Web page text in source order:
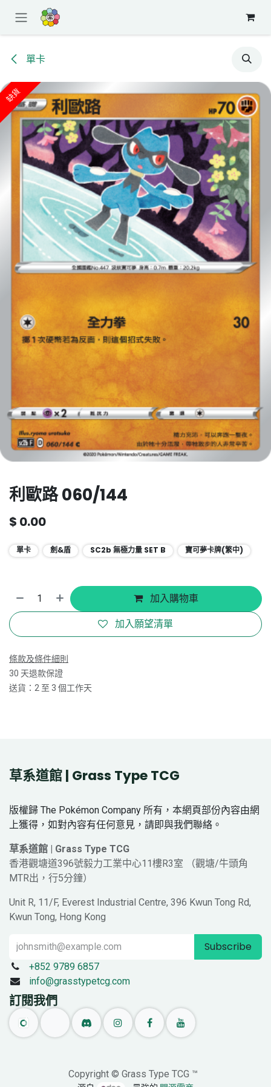
單卡
缺貨
利歐路 060/144
$ 0.00
單卡 劍&盾 SC2b 無極力量 SET B 寶可夢卡牌(繁中)
加入購物車
加入願望清單
條款及條件細則
30 天退款保證
送貨：2 至 3 個工作天
草系道館 | Grass Type TCG
版權歸 The Pokémon Company 所有，本網頁部份內容由網
上獲得，如對內容有任何意見，請即與我們聯絡。
草系道館 | Grass Type TCG
香港觀塘道396號毅力工業中心11樓R3室 （觀塘/牛頭角
MTR出，行5分鐘）
Unit R, 11/F, Everest Industrial Centre, 396 Kwun Tong Rd,
Kwun Tong, Hong Kong
Subscribe
+852 9789 6857
info@grasstypetcg.com
訂閱我們
Copyright © Grass Type TCG ™